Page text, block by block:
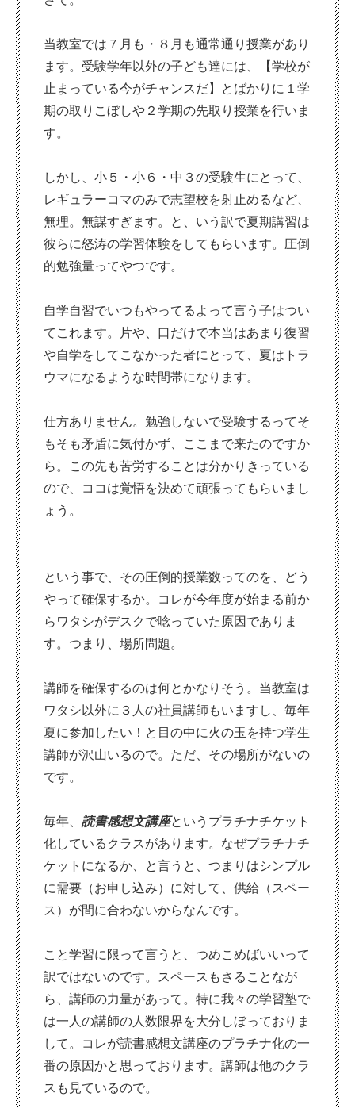
当教室では７月も・８月も通常通り授業があり
ます。受験学年以外の子ども達には、【学校が
止まっている今がチャンスだ】とばかりに１学
期の取りこぼしや２学期の先取り授業を行いま
す。
しかし、小５・小６・中３の受験生にとって、
レギュラーコマのみで志望校を射止めるなど、
無理。無謀すぎます。と、いう訳で夏期講習は
彼らに怒涛の学習体験をしてもらいます。圧倒
的勉強量ってやつです。
自学自習でいつもやってるよって言う子はつい
てこれます。片や、口だけで本当はあまり復習
や自学をしてこなかった者にとって、夏はトラ
ウマになるような時間帯になります。
仕方ありません。勉強しないで受験するってそ
もそも矛盾に気付かず、ここまで来たのですか
ら。この先も苦労することは分かりきっている
ので、ココは覚悟を決めて頑張ってもらいまし
ょう。
という事で、その圧倒的授業数ってのを、どう
やって確保するか。コレが今年度が始まる前か
らワタシがデスクで唸っていた原因でありま
す。つまり、場所問題。
講師を確保するのは何とかなりそう。当教室は
ワタシ以外に３人の社員講師もいますし、毎年
夏に参加したい！と目の中に火の玉を持つ学生
講師が沢山いるので。ただ、その場所がないの
です。
毎年、 読書感想文講座というプラチナチケット
化しているクラスがあります。なぜプラチナチ
ケットになるか、と言うと、つまりはシンプル
に需要（お申し込み）に対して、供給（スペー
ス）が間に合わないからなんです。
こと学習に限って言うと、つめこめばいいって
訳ではないのです。スペースもさることなが
ら、講師の力量があって。特に我々の学習塾で
は一人の講師の人数限界を大分しぼっておりま
して。コレが読書感想文講座のプラチナ化の一
番の原因かと思っております。講師は他のクラ
スも見ているので。